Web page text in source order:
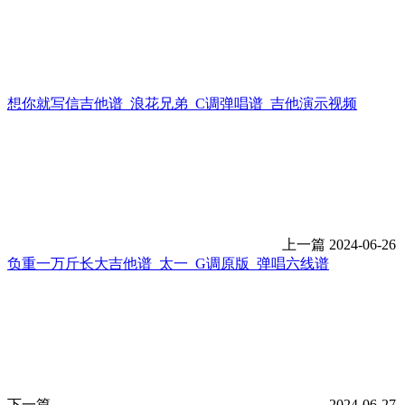
想你就写信吉他谱_浪花兄弟_C调弹唱谱_吉他演示视频
上一篇 2024-06-26
负重一万斤长大吉他谱_太一_G调原版_弹唱六线谱